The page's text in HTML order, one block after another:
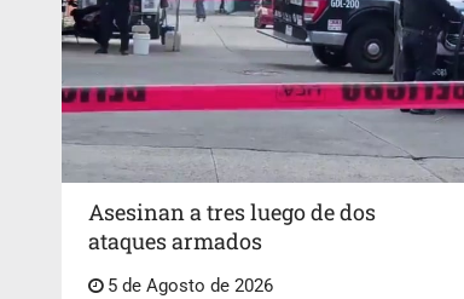
Asesinan a tres luego de dos
ataques armados
5 de Agosto de 2026